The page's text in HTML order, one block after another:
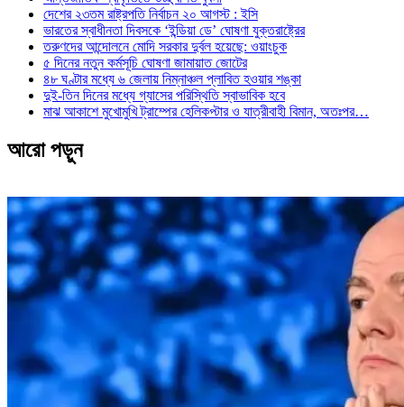
দেশের ২৩তম রাষ্ট্রপতি নির্বাচন ২০ আগস্ট : ইসি
ভারতের স্বাধীনতা দিবসকে ‘ইন্ডিয়া ডে’ ঘোষণা যুক্তরাষ্ট্রের
তরুণদের আন্দোলনে মোদি সরকার দুর্বল হয়েছে: ওয়াংচুক
৫ দিনের নতুন কর্মসূচি ঘোষণা জামায়াত জোটের
৪৮ ঘণ্টার মধ্যে ৬ জেলায় নিম্নাঞ্চল প্লাবিত হওয়ার শঙ্কা
দুই-তিন দিনের মধ্যে গ্যাসের পরিস্থিতি স্বাভাবিক হবে
মাঝ আকাশে মুখোমুখি ট্রাম্পের হেলিকপ্টার ও যাত্রীবাহী বিমান, অতঃপর…
আরো পড়ুন